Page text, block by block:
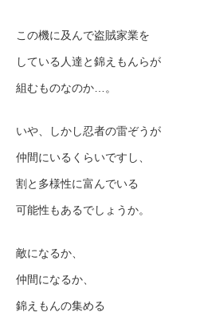
この機に及んで盗賊家業を
している人達と錦えもんらが
組むものなのか…。
いや、しかし忍者の雷ぞうが
仲間にいるくらいですし、
割と多様性に富んでいる
可能性もあるでしょうか。
敵になるか、
仲間になるか、
錦えもんの集める